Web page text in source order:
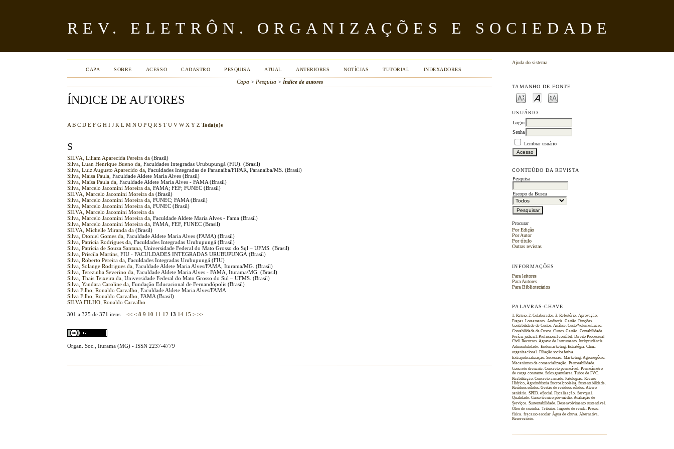
REV. ELETRÔN. ORGANIZAÇÕES E SOCIEDADE
Ajuda do sistema
TAMANHO DE FONTE
USUÁRIO
Login
Senha
Lembrar usuário
CONTEÚDO DA REVISTA
Pesquisa
Escopo da Busca
Procurar
Por Edição
Por Autor
Por título
Outras revistas
INFORMAÇÕES
Para leitores
Para Autores
Para Bibliotecários
PALAVRAS-CHAVE
1. Rateio. 2. Colaborador. 3. Refeitório.
Aprovação.
Etapas. Loteamento.
Auditoria. Gestão. Funções.
Contabilidade de Custos. Análise. Custo/Volume/Lucro.
Contabilidade de Custos. Custos. Gestão.
Contabilidade.
Perícia judicial. Profissional contábil.
Direito Processual
Civil. Recursos. Agravo de Instrumento. Jurisprudência.
Admissibilidade.
Endomarketing. Estratégia. Clima
organizacional.
Filiação socioafetiva.
Extrajudicialização. Sucessão.
Marketing. Agronegócio.
Mecanismos de comercialização.
Permeabilidade.
Concreto drenante. Concreto permeável.
Permeâmetro
de carga constante. Solos granulares. Tubos de PVC.
Reabilitação. Concreto armado. Patologias.
Recuso
Hídrico, Agroindústria Sucroalcooleira, Sustentabilidade.
Resíduos sólidos. Gestão de resíduos sólidos. Aterro
sanitário.
SPED. eSocial. Fiscalização.
Servqual.
Qualidade. Curso técnico pós-médio. Avaliação de
Serviços.
Sustentabilidade. Desenvolvimento sustentável.
Óleo de cozinha.
Tributos. Imposto de renda. Pessoa
física.
fracasso escolar Água de chuva. Alternativa.
Reservatório.
CAPA SOBRE ACESSO CADASTRO PESQUISA ATUAL ANTERIORES NOTÍCIAS TUTORIAL INDEXADORES
Capa > Pesquisa > Índice de autores
ÍNDICE DE AUTORES
A B C D E F G H I J K L M N O P Q R S T U V W X Y Z Toda(o)s
S
SILVA, Liliam Aparecida Pereira da (Brasil)
Silva, Luan Henrique Bueno da , Faculdades Integradas Urubupungá (FIU). (Brasil)
Silva, Luiz Augusto Aparecido da , Faculdades Integradas de Paranaíba/FIPAR, Paranaíba/MS. (Brasil)
Silva, Maisa Paula , Faculdade Aldete Maria Alves (Brasil)
Silva, Maísa Paula da , Faculdade Aldete Maria Alves - FAMA (Brasil)
Silva, Marcelo Jacomini Moreira da , FAMA; FEF; FUNEC (Brasil)
SILVA, Marcelo Jacomini Moreira da (Brasil)
Silva, Marcelo Jacomini Moreira da , FUNEC; FAMA (Brasil)
Silva, Marcelo Jacomini Moreira da , FUNEC (Brasil)
SILVA, Marcelo Jacomini Moreira da
Silva, Marcelo Jacomini Moreira da , Faculdade Aldete Maria Alves - Fama (Brasil)
Silva, Marcelo Jacomini Moreira da , FAMA, FEF, FUNEC (Brasil)
SILVA, Michelle Miranda da (Brasil)
Silva, Otoniel Gomes da , Faculdade Aldete Maria Alves (FAMA) (Brasil)
Silva, Patricia Rodrigues da , Faculdades Integradas Urubupungá (Brasil)
Silva, Patrícia de Souza Santana , Universidade Federal do Mato Grosso do Sul – UFMS. (Brasil)
Silva, Priscila Martins , FIU - FACULDADES INTEGRADAS URUBUPUNGÁ (Brasil)
Silva, Roberto Pereira da , Faculdades Integradas Urubupungá (FIU)
Silva, Solange Rodrigues da , Faculdade Aldete Maria Alves/FAMA, Iturama/MG. (Brasil)
Silva, Terezinha Severino da , Faculdade Aldete Maria Alves - FAMA, Iturama/MG. (Brasil)
Silva, Thais Teixeira da , Universidade Federal do Mato Grosso do Sul – UFMS. (Brasil)
Silva, Yandara Caroline da , Fundação Educacional de Fernandópolis (Brasil)
Silva Filho, Ronaldo Carvalho , Faculdade Aldete Maria Alves/FAMA
Silva Filho, Ronaldo Carvalho , FAMA (Brasil)
SILVA FILHO, Ronaldo Carvalho
301 a 325 de 371 itens<< < 8 9 10 11 12 13 14 15 > >>
Organ. Soc., Iturama (MG) - ISSN 2237-4779